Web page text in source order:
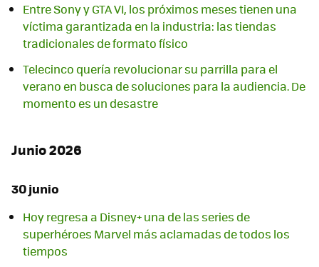
Entre Sony y GTA VI, los próximos meses tienen una
víctima garantizada en la industria: las tiendas
tradicionales de formato físico
Telecinco quería revolucionar su parrilla para el
verano en busca de soluciones para la audiencia. De
momento es un desastre
Junio 2026
30 junio
Hoy regresa a Disney+ una de las series de
superhéroes Marvel más aclamadas de todos los
tiempos